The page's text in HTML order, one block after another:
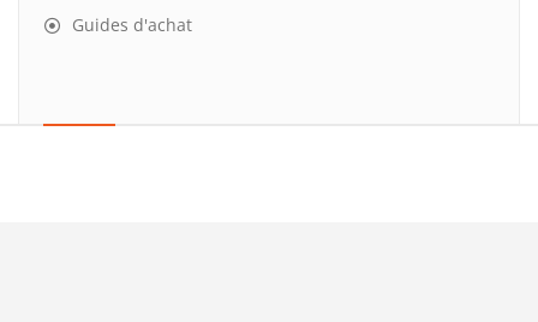
Guides d'achat